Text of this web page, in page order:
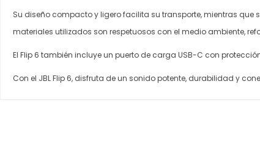
Su diseño compacto y ligero facilita su transporte, mientras
materiales utilizados son respetuosos con el medio ambiente,
El Flip 6 también incluye un puerto de carga USB-C con
Con el JBL Flip 6, disfruta de un sonido potente, durabilidad y